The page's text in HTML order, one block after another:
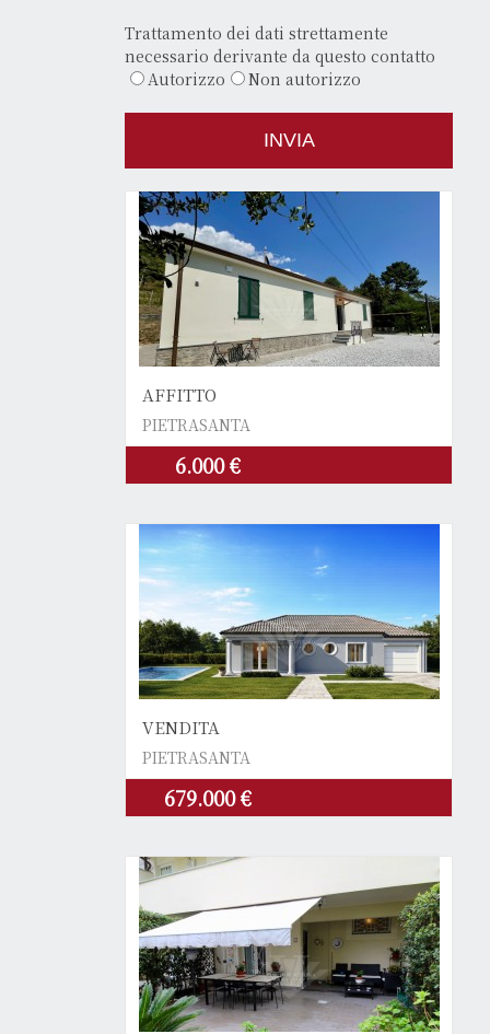
Trattamento dei dati strettamente
necessario derivante da questo contatto
Autorizzo
Non autorizzo
AFFITTO
PIETRASANTA
6.000 €
VENDITA
PIETRASANTA
679.000 €